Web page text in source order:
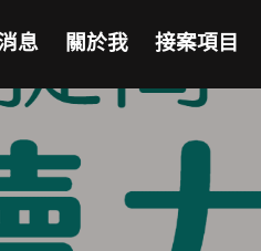
息 關於我 接案項目